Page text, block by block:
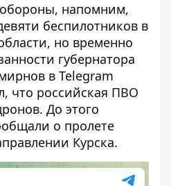
напомним,
беспилотников в
но временно
губернатора
в Telegram
что российская ПВО
До этого
о пролете
Курска.